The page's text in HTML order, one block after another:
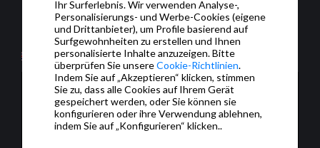
Powerblock o16 & o8, multi-function
actuators.
Ihr Surferlebnis. Wir verwenden Analyse-,
Personalisierungs- und Werbe-Cookies (eigene
und Drittanbieter), um Profile basierend auf
Surfgewohnheiten zu erstellen und Ihnen
personalisierte Inhalte anzuzeigen. Bitte
überprüfen Sie unsereCookie-Richtlinien.
Indem Sie auf „Akzeptieren“ klicken, stimmen
Sie zu, dass alle Cookies auf Ihrem Gerät
gespeichert werden, oder Sie können sie
konfigurieren oder ihre Verwendung ablehnen,
indem Sie auf „Konfigurieren“ klicken..